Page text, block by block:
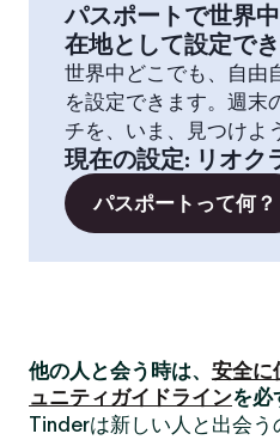
パスポートで世界
在地として設定で
世界中どこでも、自由
を設定できます。週末
チを、いま、見つけよ
現在の設定: リオク
パスポートって何？
他の人と会う時は、 安全に
ュニティガイドラインを必
Tinderは新しい人と出会